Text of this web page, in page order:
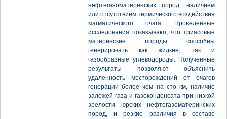
нефтегазоматеринских пород, наличием
или отсутствием термического воздействия
магматического очага. Проведённые
исследования показывают, что триасовые
материнские породы способны
генерировать как жидкие, так и
газообразные углеводороды. Полученные
результаты позволяют объяснить
удаленность месторождений от очагов
генерации более чем на сто км, наличие
залежей газа и газоконденсата при низкой
зрелости юрских нефтегазоматеринских
пород, и резкие различия в составе